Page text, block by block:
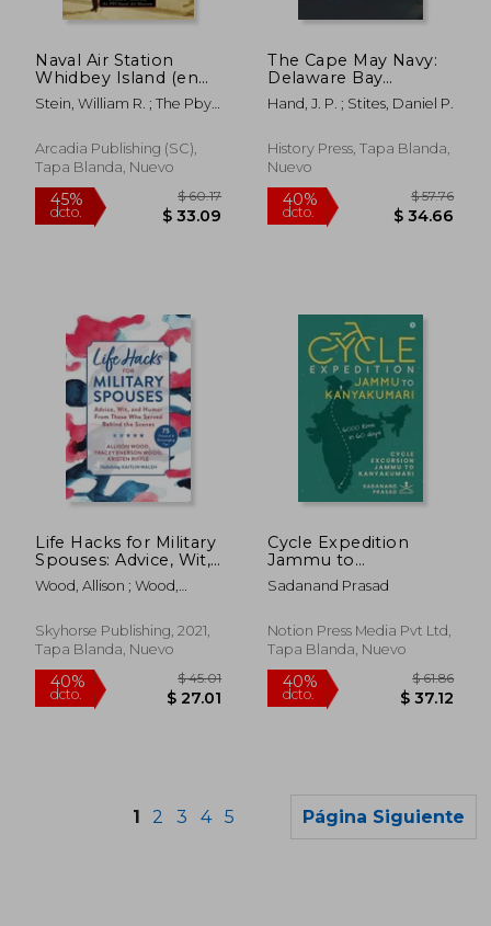
45%
dcto. $ 20.32
45%
dcto.
Naval Air Station
Whidbey Island (en
Inglés)
Stein, William R. ; The Pby-
Arcadia Publishing (SC),
Tapa Blanda, Nuevo
The Cape May Navy:
Delaware Bay
Privateers In The
American Revolution
Hand, J. P. ; Stites, Daniel P.
History Press, Tapa Blanda,
Nuevo
Life Hacks for Military
Spouses: Advice, Wit,
and Humor from
Those Who Served
(en Inglés)
Wood, Allison ; Wood,
Kristen
Skyhorse Publishing, 2021,
Tapa Blanda, Nuevo
Cycle Expedition
Jammu to
Kanyakumari: Cycle
Excursion Jammu to
Inglés)
Sadanand Prasad
Notion Press Media Pvt Ltd,
Tapa Blanda, Nuevo
1 2 3 4 5 Página Siguiente